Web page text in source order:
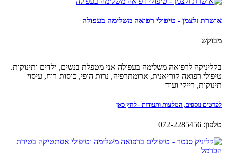
אושרת זלצמן - טיפולי רפואה משלימה בעפולה
מבוקש
בקליניקה לרפואה משלימה בעפולה אני מטפלת בנשים, ילדים ותינוקות.
טיפולי רפואה קוריאנית, ארומתרפיה, נרות הופי, כוסות רוח, עיסוי
תינוקות, רייקי ועוד
לפרטים נוספים, המלצות ותעודות - לחץ כאן
טלפון: 072-2285456